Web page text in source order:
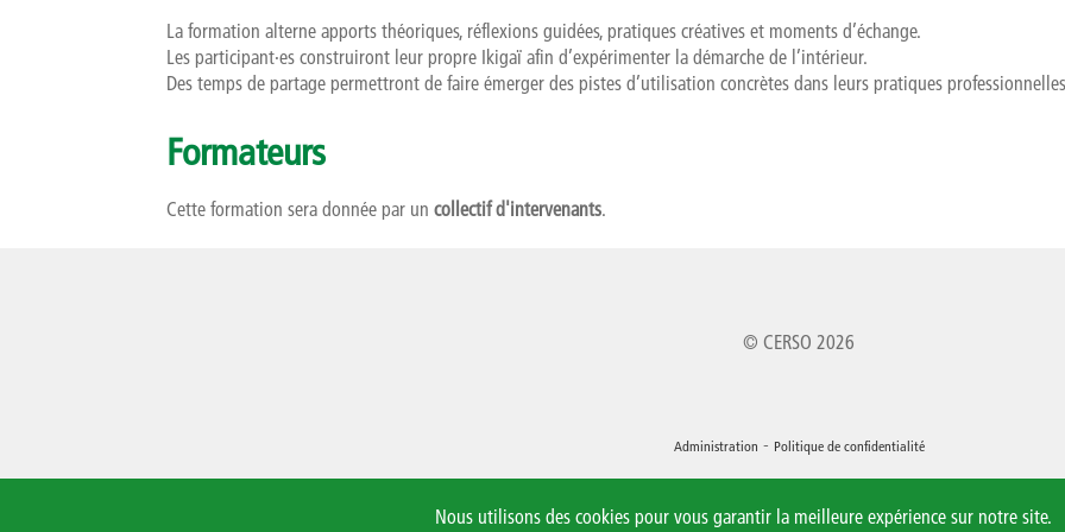
La formation alterne apports théoriques, réflexions guidées, pratiques créatives et moments d’échange.
Les participant·es construiront leur propre Ikigaï afin d’expérimenter la démarche de l’intérieur.
Des temps de partage permettront de faire émerger des pistes d’utilisation concrètes dans leurs pratiques
Formateurs
Cette formation sera donnée par uncollectif d'intervenants.
© CERSO 2026
Administration - Politique de confidentialité
Nous utilisons des cookies pour vous garantir la meilleure expérience sur notre site.